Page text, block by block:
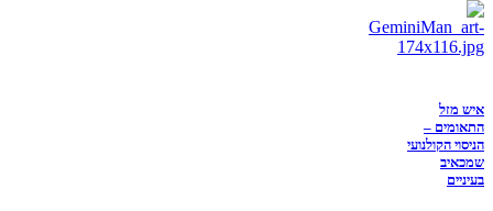
איש מזל
התאומים –
הניסוי הקולנועי
שמכאיב
בעיניים